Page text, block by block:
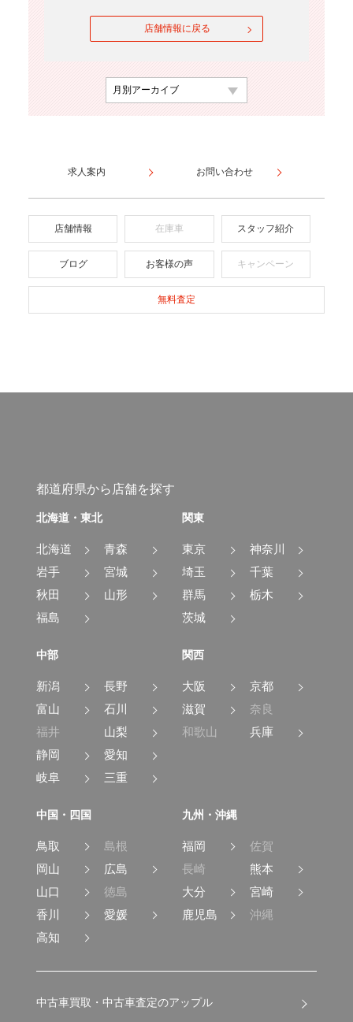
店舗情報に戻る
求人案内 お問い合わせ
店舗情報 在庫車 スタッフ紹介
ブログ お客様の声 キャンペーン
無料査定
都道府県から店舗を探す
北海道・東北
北海道
青森
岩手
宮城
秋田
山形
福島
関東
東京
神奈川
埼玉
千葉
群馬
栃木
茨城
中部
新潟
長野
富山
石川
福井
山梨
静岡
愛知
岐阜
三重
関西
大阪
京都
滋賀
奈良
和歌山
兵庫
中国・四国
鳥取
島根
岡山
広島
山口
徳島
香川
愛媛
高知
九州・沖縄
福岡
佐賀
長崎
熊本
大分
宮崎
鹿児島
沖縄
中古車買取・中古車査定のアップル